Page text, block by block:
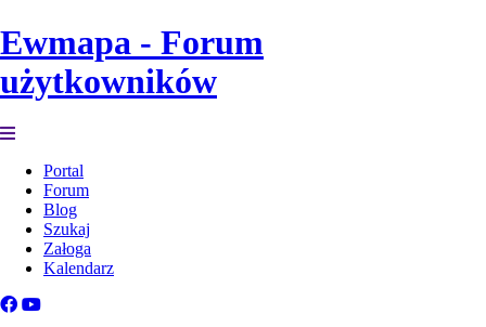
Ewmapa - Forum
użytkowników
Portal
Forum
Blog
Szukaj
Załoga
Kalendarz